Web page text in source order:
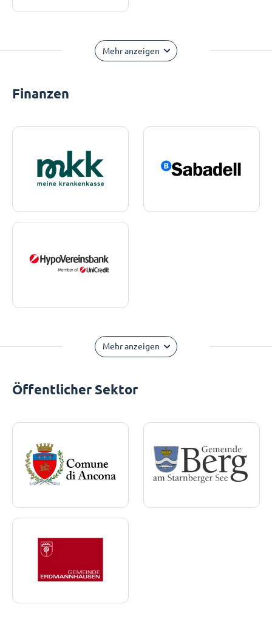
Mehr anzeigen
Finanzen
Mehr anzeigen
Öffentlicher Sektor